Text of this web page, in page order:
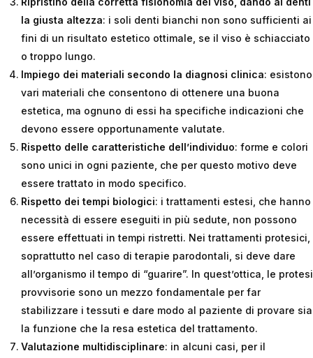
la giusta altezza: i soli denti bianchi non sono sufficienti ai
fini di un risultato estetico ottimale, se il viso è schiacciato
o troppo lungo.
Impiego dei materiali secondo la diagnosi clinica: esistono
vari materiali che consentono di ottenere una buona
estetica, ma ognuno di essi ha specifiche indicazioni che
devono essere opportunamente valutate.
Rispetto delle caratteristiche dell’individuo: forme e colori
sono unici in ogni paziente, che per questo motivo deve
essere trattato in modo specifico.
Rispetto dei tempi biologici: i trattamenti estesi, che hanno
necessità di essere eseguiti in più sedute, non possono
essere effettuati in tempi ristretti. Nei trattamenti protesici,
soprattutto nel caso di terapie parodontali, si deve dare
all’organismo il tempo di “guarire”. In quest’ottica, le protesi
provvisorie sono un mezzo fondamentale per far
stabilizzare i tessuti e dare modo al paziente di provare sia
la funzione che la resa estetica del trattamento.
Valutazione multidisciplinare: in alcuni casi, per il